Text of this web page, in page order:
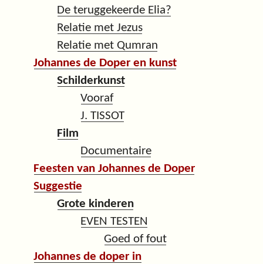
De teruggekeerde Elia?
Relatie met Jezus
Relatie met Qumran
Johannes de Doper en kunst
Schilderkunst
Vooraf
J. TISSOT
Film
Documentaire
Feesten van Johannes de Doper
Suggestie
Grote kinderen
EVEN TESTEN
Goed of fout
Johannes de doper in